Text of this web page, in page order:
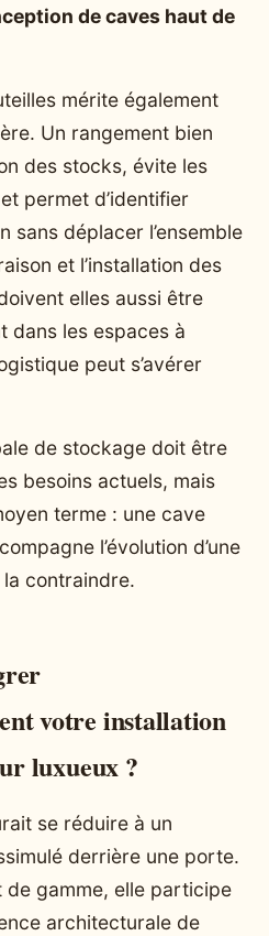
de caves haut de
mérite également
Un rangement bien
des stocks, évite les
permet d’identifier
sans déplacer l’ensemble
et l’installation des
elles aussi être
dans les espaces à
peut s’avérer
de stockage doit être
besoins actuels, mais
terme : une cave
l’évolution d’une
contraindre.
votre installation
luxueux ?
se réduire à un
derrière une porte.
de gamme, elle participe
architecturale de